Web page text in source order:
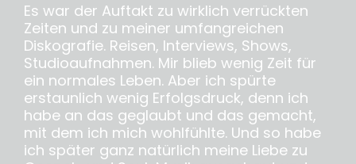
Es war der Auftakt zu wirklich verrückten
Zeiten und zu meiner umfangreichen
Diskografie. Reisen, Interviews, Shows,
Studioaufnahmen. Mir blieb wenig Zeit für
ein normales Leben. Aber ich spürte
erstaunlich wenig Erfolgsdruck, denn ich
habe an das geglaubt und das gemacht,
mit dem ich mich wohlfühlte. Und so habe
ich später ganz natürlich meine Liebe zu